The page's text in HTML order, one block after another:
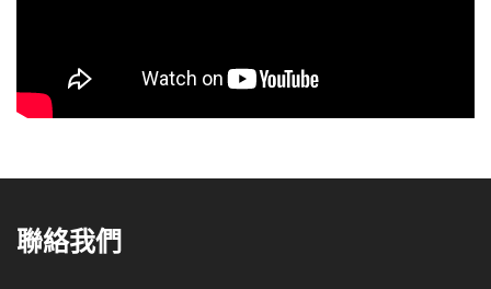
聯絡我們